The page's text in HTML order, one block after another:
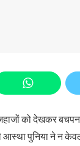
को देखकर बचपन
आस्था पुनिया ने न